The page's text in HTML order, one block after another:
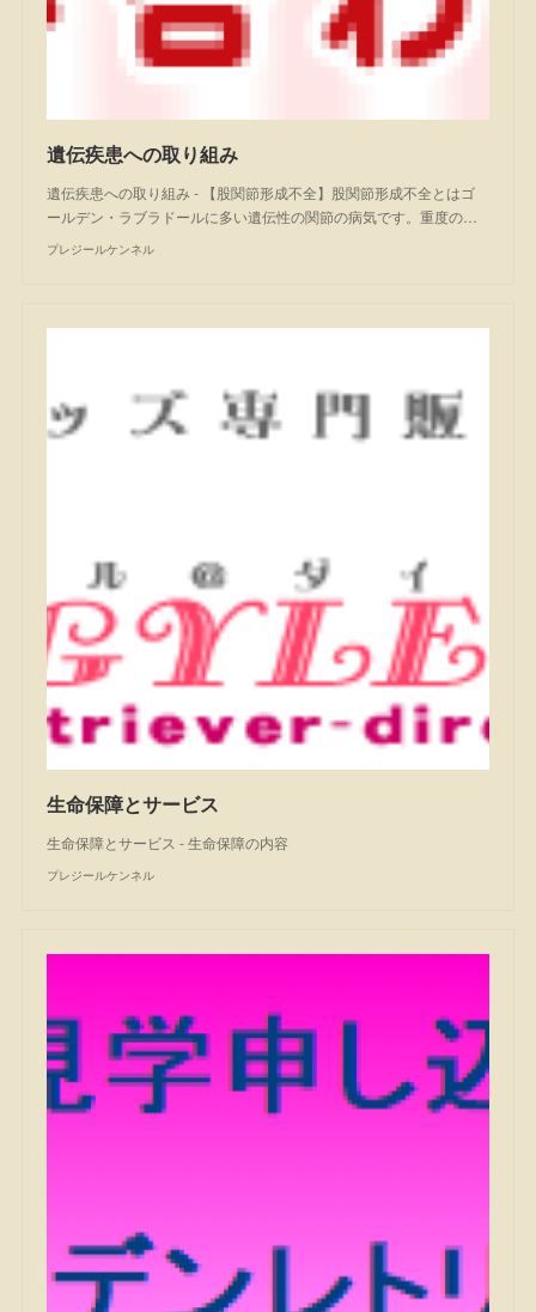
遺伝疾患への取り組み
遺伝疾患への取り組み - 【股関節形成不全】股関節形成不全とはゴ
ールデン・ラブラドールに多い遺伝性の関節の病気です。重度の…
プレジールケンネル
生命保障とサービス
生命保障とサービス - 生命保障の内容
プレジールケンネル